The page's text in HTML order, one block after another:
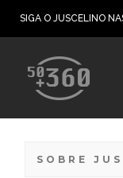
SIGA O JUSCELINO
SOBRE